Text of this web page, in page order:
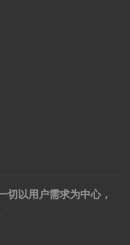
切以用户需求为中心，